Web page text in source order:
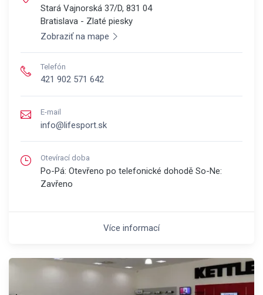
Stará Vajnorská 37/D, 831 04
Bratislava - Zlaté piesky
Zobraziť na mape
Telefón
421 902 571 642
E-mail
info@lifesport.sk
Otevírací doba
Po-Pá: Otevřeno po telefonické dohodě So-Ne:
Zavřeno
Více informací